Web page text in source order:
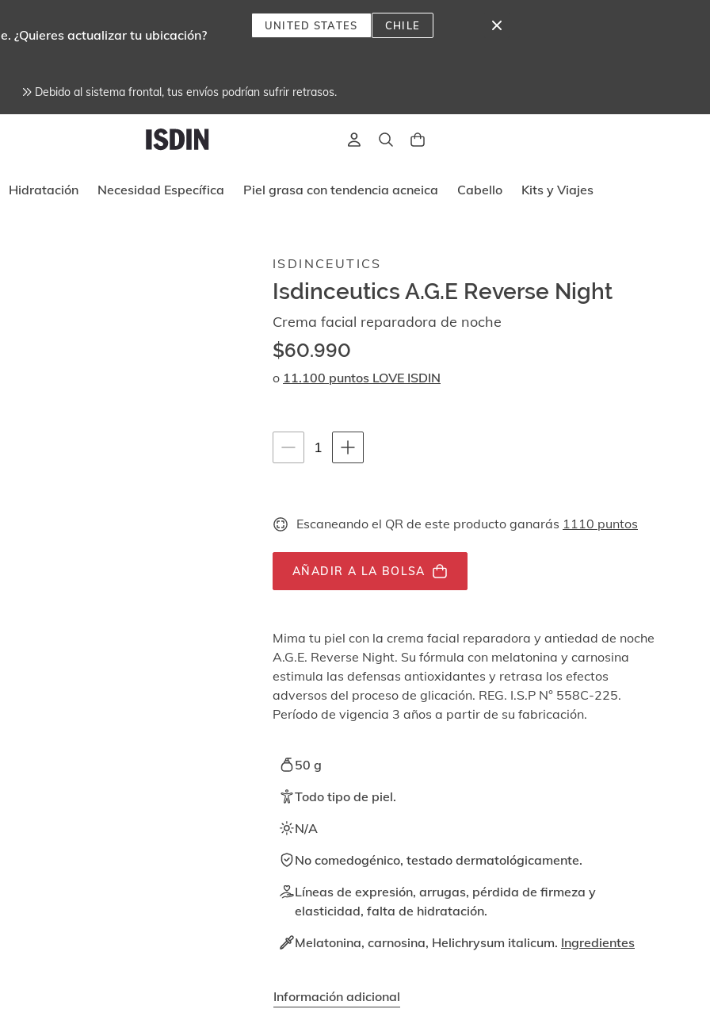
¿Quieres actualizar tu ubicación?
UNITED STATES CHILE
Debido al sistema frontal, tus envíos podrían sufrir retrasos.
Instrucciones de navegación por teclado
Hidratación Necesidad Específica Piel grasa con tendencia acneica Cabello Kits y Viajes
ISDINCEUTICS
Isdinceutics A.G.E Reverse Night
Crema facial reparadora de noche
$60.990
o 11.100 puntos LOVE ISDIN
Instrucciones de navegación por teclado
1
unidades
Escaneando el QR de este producto ganarás 1110 puntos
AÑADIR A LA BOLSA
Mima tu piel con la crema facial reparadora y antiedad de noche
A.G.E. Reverse Night. Su fórmula con melatonina y carnosina
estimula las defensas antioxidantes y retrasa los efectos
adversos del proceso de glicación. REG. I.S.P N° 558C-225.
Período de vigencia 3 años a partir de su fabricación.
50 g
Todo tipo de piel.
N/A
No comedogénico, testado dermatológicamente.
Líneas de expresión, arrugas, pérdida de firmeza y
elasticidad, falta de hidratación.
Melatonina, carnosina, Helichrysum italicum. Ingredientes
Información adicional